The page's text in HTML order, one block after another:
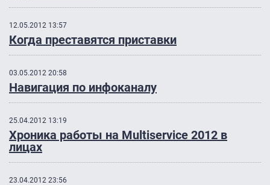
12.05.2012 13:57
Когда преставятся приставки
03.05.2012 20:58
Навигация по инфоканалу
25.04.2012 13:19
Хроника работы на Multiservice 2012 в
лицах
23.04.2012 23:56